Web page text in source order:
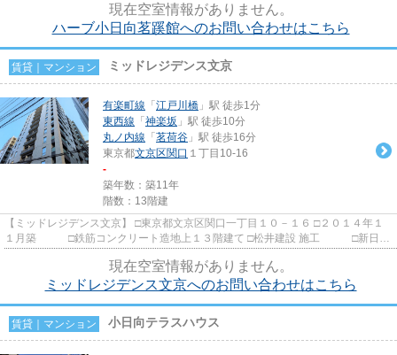
現在空室情報がありません。
ハーブ小日向茗蹊館へのお問い合わせはこちら
賃貸｜マンション ミッドレジデンス文京
有楽町線 「 江戸川橋 」駅 徒歩1分
東西線 「 神楽坂 」駅 徒歩10分
丸ノ内線 「 茗荷谷 」駅 徒歩16分
東京都文京区関口 １丁目10-16
-
築年数：築11年
階数：13階建
【ミッドレジデンス文京】 □東京都文京区関口一丁目１０－１６ □２０１４年１
１月築 □鉄筋コンクリート造地上１３階建て □松井建設 施工 □新日鉄
現在空室情報がありません。
ミッドレジデンス文京へのお問い合わせはこちら
賃貸｜マンション 小日向テラスハウス